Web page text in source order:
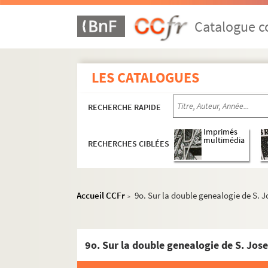
Catalogue
LES CATALOGUES
RECHERCHE RAPIDE
RECHERCHES CIBLÉES
Imprimés
multimédia
Accueil CCFr > 9o. Sur la double genealogie de S.
9o. Sur la double genealogie de S.
2321. Catalogue ou Poulier des benefices
2322. (Notes historiques de ce qui s'est
2324. Plan général de l'hotel de la
2325. Projet d'une nouvelle philosophie,
2326. OEuvres diverses du sieur Rousseau
2327. (Notes historiques sur Troyes, et
2328. Antiphonarium Lingonense, ad
2329. (Recueil)
2333. Recueil de lettres, la plupart
2334. Vingt-cinq lettres originales de M. Du